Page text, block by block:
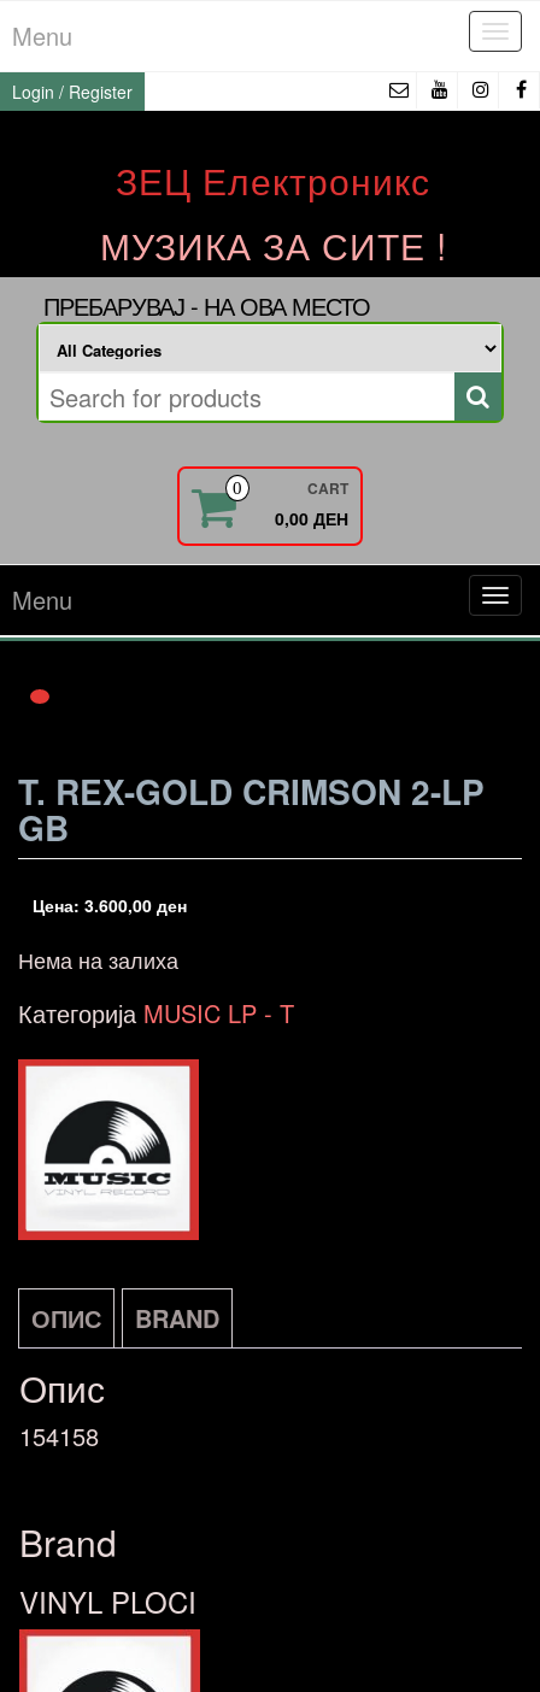
to
the
content
Menu
Login / Register
ЗЕЦ Електроникс
МУЗИКА ЗА СИТЕ !
ПРЕБАРУВАЈ - НА ОВА МЕСТО
0 CART
0,00 ДЕН
Menu
T. REX-GOLD CRIMSON 2-LP
GB
Цена: 3.600,00 ден
Нема на залиха
Категорија MUSIC LP - T
ОПИС BRAND
Опис
154158
Brand
VINYL PLOCI